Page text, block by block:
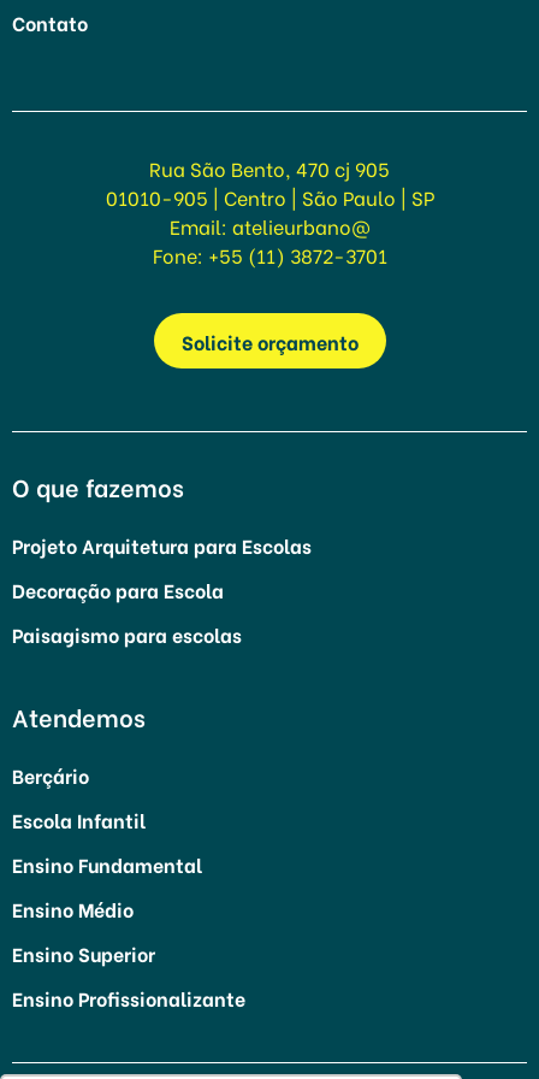
Contato
Rua São Bento, 470 cj 905
01010-905 | Centro | São Paulo | SP
Email: atelieurbano@
Fone: +55 (11) 3872-3701
Solicite orçamento
O que fazemos
Projeto Arquitetura para Escolas
Decoração para Escola
Paisagismo para escolas
Atendemos
Berçário
Escola Infantil
Ensino Fundamental
Ensino Médio
Ensino Superior
Ensino Profissionalizante